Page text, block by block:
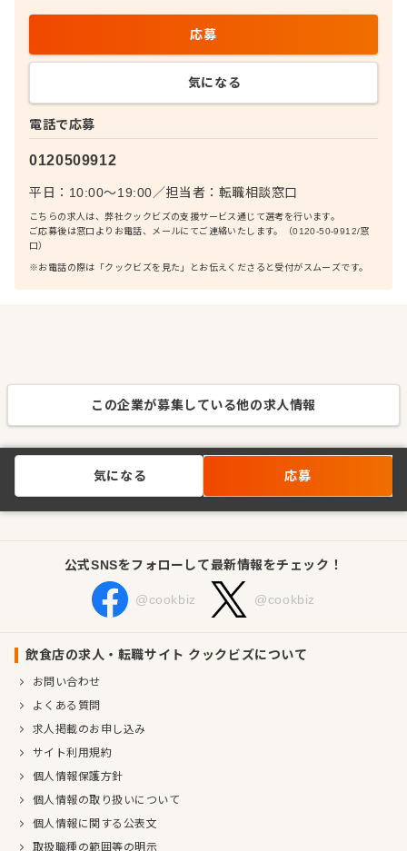
電話で応募
0120509912
平日：10:00〜19:00／担当者： 転職相談窓口
こちらの求人は、弊社クックビズの支援サービス通じて選考を行います。
ご応募後は窓口よりお電話、メールにてご連絡いたします。（0120-50-9912/窓
口）
※お電話の際は「クックビズを見た」とお伝えくださると受付がスムーズです。
応募
気になる
この企業が募集している他の求人情報
気になる 応募
公式SNSをフォローして最新情報をチェック！
@cookbiz @cookbiz
飲食店の求人・転職サイト クックビズについて
お問い合わせ
よくある質問
求人掲載のお申し込み
サイト利用規約
個人情報保護方針
個人情報の取り扱いについて
個人情報に関する公表文
取扱職種の範囲等の明示